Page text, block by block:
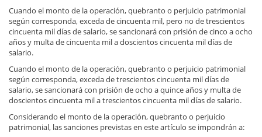
Cuando el monto de la operación, quebranto o perjuicio patrimonial
según corresponda, exceda de cincuenta mil, pero no de trescientos
cincuenta mil días de salario, se sancionará con prisión de cinco a ocho
años y multa de cincuenta mil a doscientos cincuenta mil días de
salario.
Cuando el monto de la operación, quebranto o perjuicio patrimonial
según corresponda, exceda de trescientos cincuenta mil días de
salario, se sancionará con prisión de ocho a quince años y multa de
doscientos cincuenta mil a trescientos cincuenta mil días de salario.
Considerando el monto de la operación, quebranto o perjuicio
patrimonial, las sanciones previstas en este artículo se impondrán a: